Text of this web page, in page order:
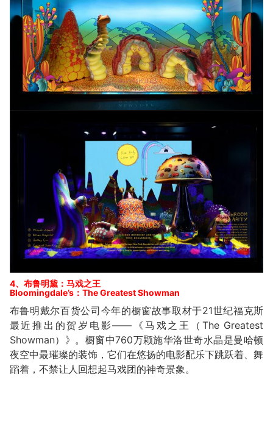
4、布鲁明黛：马戏之王
Bloomingdale’s：The Greatest Showman
布鲁明戴尔百货公司今年的橱窗故事取材于21世纪福克斯
最近推出的贺岁电影——《马戏之王（The Greatest
Showman）》。橱窗中760万颗施华洛世奇水晶是曼哈顿
夜空中最璀璨的装饰，它们在悠扬的电影配乐下跳跃着、舞
蹈着，不禁让人回想起马戏团的神奇景象。